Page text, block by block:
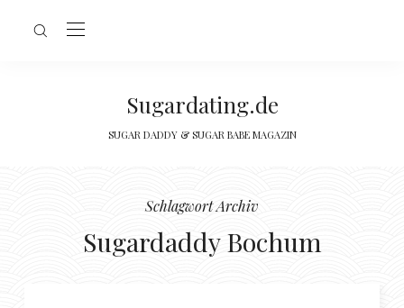
Sugardating.de
SUGAR DADDY & SUGAR BABE MAGAZIN
Schlagwort Archiv
Sugardaddy Bochum